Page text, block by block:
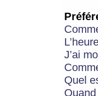
J’ai
Quel